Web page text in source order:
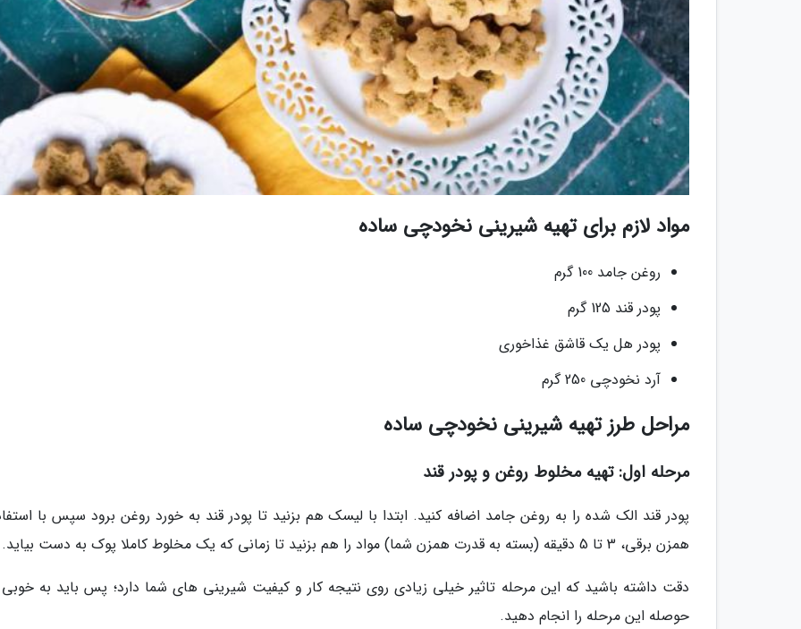
مواد لازم برای تهیه شیرینی نخودچی ساده
روغن جامد 100 گرم
پودر قند 125 گرم
پودر هل یک قاشق غذاخوری
آرد نخودچی 250 گرم
مراحل طرز تهیه شیرینی نخودچی ساده
مرحله اول: تهیه مخلوط روغن و پودر قند
پودر قند الک شده را به روغن جامد اضافه کنید. ابتدا با لیسک هم بزنید تا پودر قند به خورد روغن برود سپس با
همزن برقی، 3 تا 5 دقیقه (بسته به قدرت همزن شما) مواد را هم بزنید تا زمانی که یک مخلوط کاملا پوک به دست بیاید.
دقت داشته باشید که این مرحله تاثیر خیلی زیادی روی نتیجه کار و کیفیت شیرینی های شما دارد؛ پس باید به خوبی
حوصله این مرحله را انجام دهید.